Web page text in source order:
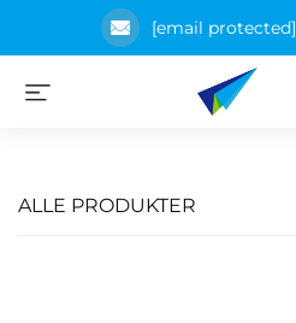
[email protected]
ALLE PRODUKTER